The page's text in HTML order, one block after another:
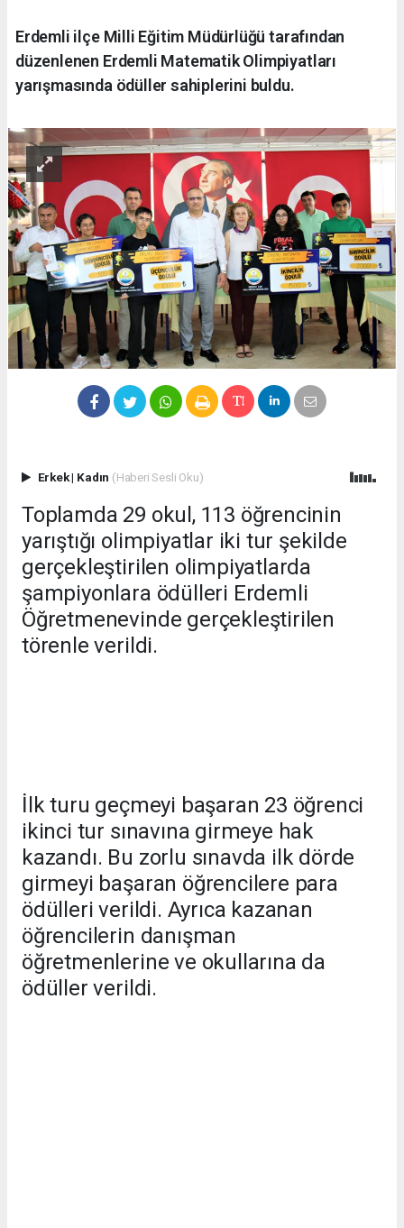
Erdemli ilçe Milli Eğitim Müdürlüğü tarafından
düzenlenen Erdemli Matematik Olimpiyatları
yarışmasında ödüller sahiplerini buldu.
Erkek| Kadın (Haberi Sesli Oku)
Toplamda 29 okul, 113 öğrencinin
yarıştığı olimpiyatlar iki tur şekilde
gerçekleştirilen olimpiyatlarda
şampiyonlara ödülleri Erdemli
Öğretmenevinde gerçekleştirilen
törenle verildi.
İlk turu geçmeyi başaran 23 öğrenci
ikinci tur sınavına girmeye hak
kazandı. Bu zorlu sınavda ilk dörde
girmeyi başaran öğrencilere para
ödülleri verildi. Ayrıca kazanan
öğrencilerin danışman
öğretmenlerine ve okullarına da
ödüller verildi.